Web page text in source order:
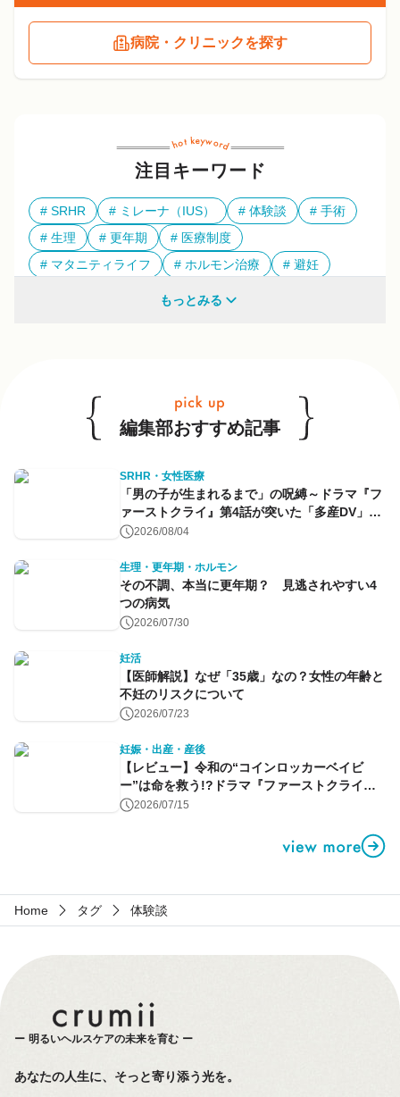
病院・クリニックを探す
注目キーワード
SRHR ミレーナ（IUS） 体験談
手術
生理
更年期
医療制度
マタニティライフ
ホルモン治療
避妊
もっとみる
編集部おすすめ記事
SRHR・女性医療
「男の子が生まれるまで」の呪縛～ドラマ『フ
ァーストクライ』第4話が突いた「多産DV」と
命のコントロール～
2026/08/04
生理・更年期・ホルモン
その不調、本当に更年期？ 見逃されやすい4
つの病気
2026/07/30
妊活
【医師解説】なぜ「35歳」なの？女性の年齢と
不妊のリスクについて
2026/07/23
妊娠・出産・産後
【レビュー】令和の“コインロッカーベイビ
ー”は命を救う!?ドラマ『ファーストクライ』
第1話2026/07/15
Home タグ 体験談
明るいヘルスケアの未来を育む
あなたの人生に、そっと寄り添う光を。